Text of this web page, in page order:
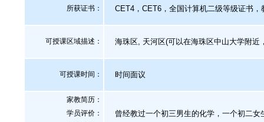
所获证书 ： CET4，CET6，全国计算机二级等级证书，
可授课区域描述： 海珠区, 天河区(可以在海珠区中山大学附近
可授课时间： 时间面议
家教简历：
学员评价：
曾经教过一个初三男生的化学，一个初二女